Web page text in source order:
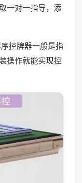
一对一指导，添
控牌器一般是指
操作就能实现控